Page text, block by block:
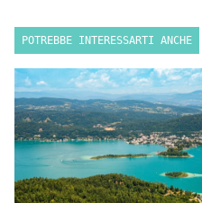
POTREBBE INTERESSARTI ANCHE